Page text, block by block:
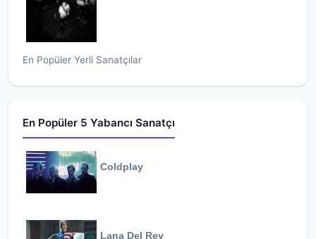
En Popüler Yerli Sanatçılar
En Popüler 5 Yabancı Sanatçı
Coldplay
Lana Del Rey